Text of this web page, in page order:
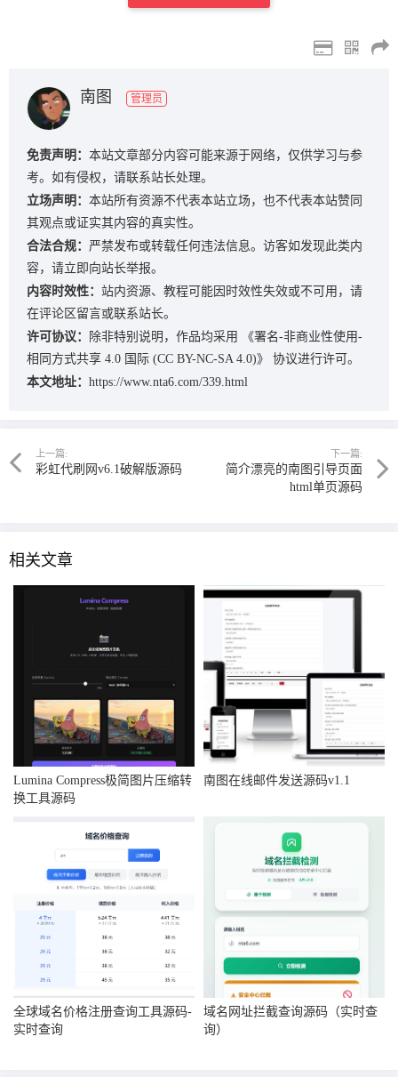
南图 管理员
免责声明： 本站文章部分内容可能来源于网络，仅供学习与参
考。如有侵权，请联系站长处理。
立场声明： 本站所有资源不代表本站立场，也不代表本站赞同
其观点或证实其内容的真实性。
合法合规： 严禁发布或转载任何违法信息。访客如发现此类内
容，请立即向站长举报。
内容时效性： 站内资源、教程可能因时效性失效或不可用，请
在评论区留言或联系站长。
许可协议：
除非特别说明，作品均采用
《署名-非商业性使用-
相同方式共享 4.0 国际 (CC BY-NC-SA 4.0)》
协议进行许可。
本文地址： https://www.nta6.com/339.html
上一篇:
彩虹代刷网v6.1破解版源码
下一篇:
简介漂亮的南图引导页面
html单页源码
相关文章
Lumina Compress极简图片压缩转
换工具源码
南图在线邮件发送源码v1.1
全球域名价格注册查询工具源码-
实时查询
域名网址拦截查询源码（实时查
询）